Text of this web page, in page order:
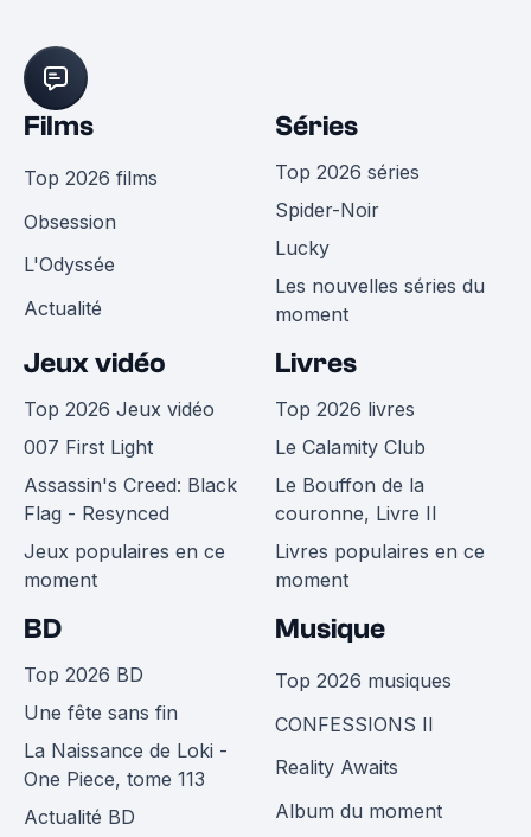
Films
Top 2026 films
Obsession
L'Odyssée
Actualité
Séries
Top 2026 séries
Spider-Noir
Lucky
Les nouvelles séries du
moment
Jeux vidéo
Top 2026 Jeux vidéo
007 First Light
Assassin's Creed: Black
Flag - Resynced
Jeux populaires en ce
moment
Livres
Top 2026 livres
Le Calamity Club
Le Bouffon de la
couronne, Livre II
Livres populaires en ce
moment
BD
Top 2026 BD
Une fête sans fin
La Naissance de Loki -
One Piece, tome 113
Actualité BD
Musique
Top 2026 musiques
CONFESSIONS II
Reality Awaits
Album du moment